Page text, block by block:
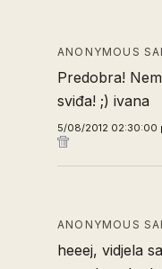
ANONYMOUS
Predobra!
sviđa! ;) ivana
5/08/2012 02:30:00
ANONYMOUS
heeej, vidjela